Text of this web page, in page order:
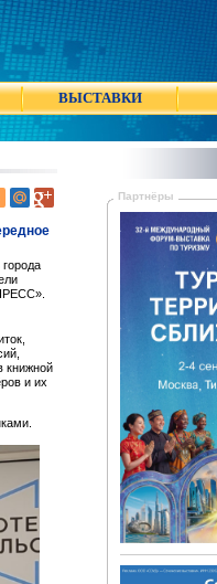
ВЫСТАВКИ
книжной
и их
Партнёры